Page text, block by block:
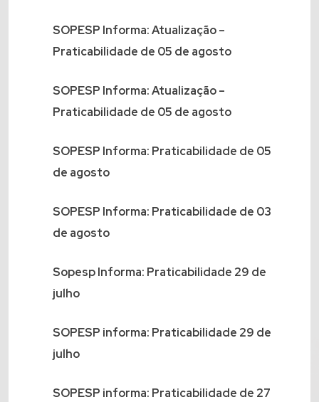
SOPESP Informa: Atualização –
Praticabilidade de 05 de agosto
SOPESP Informa: Atualização –
Praticabilidade de 05 de agosto
SOPESP Informa: Praticabilidade de 05
de agosto
SOPESP Informa: Praticabilidade de 03
de agosto
Sopesp Informa: Praticabilidade 29 de
julho
SOPESP informa: Praticabilidade 29 de
julho
SOPESP informa: Praticabilidade de 27